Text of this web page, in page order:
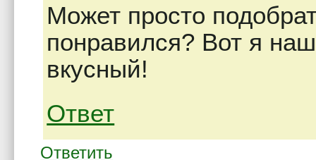
Может просто
понравился? Вот я
вкусный!
Ответ
Ответить